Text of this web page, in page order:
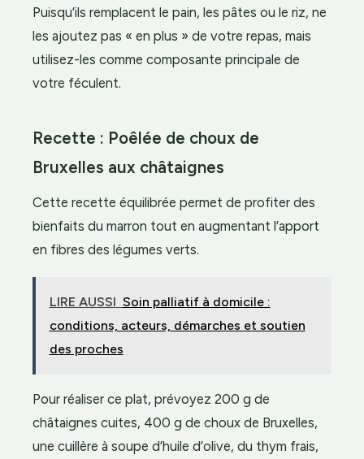
Puisqu’ils remplacent le pain, les pâtes ou le riz, ne
les ajoutez pas « en plus » de votre repas, mais
utilisez-les comme composante principale de
votre féculent.
Recette : Poêlée de choux de
Bruxelles aux châtaignes
Cette recette équilibrée permet de profiter des
bienfaits du marron tout en augmentant l’apport
en fibres des légumes verts.
LIRE AUSSI Soin palliatif à domicile :
conditions, acteurs, démarches et soutien
des proches
Pour réaliser ce plat, prévoyez 200 g de
châtaignes cuites, 400 g de choux de Bruxelles,
une cuillère à soupe d’huile d’olive, du thym frais,